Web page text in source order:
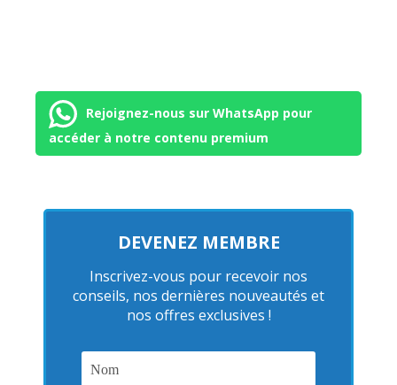
Rejoignez-nous sur WhatsApp pour
accéder à notre contenu premium
DEVENEZ MEMBRE
Inscrivez-vous pour recevoir nos
conseils, nos dernières nouveautés et
nos offres exclusives !